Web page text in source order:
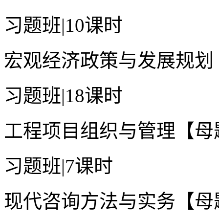
习题班|10课时
宏观经济政策与发展规
习题班|18课时
工程项目组织与管理【
习题班|7课时
现代咨询方法与实务【